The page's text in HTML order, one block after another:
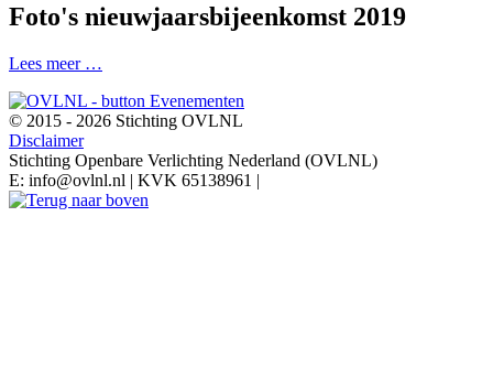
Foto's nieuwjaarsbijeenkomst 2019
Lees meer …
© 2015 - 2026 Stichting OVLNL
Disclaimer
Stichting Openbare Verlichting Nederland (OVLNL)
E: info@ovlnl.nl | KVK 65138961 |